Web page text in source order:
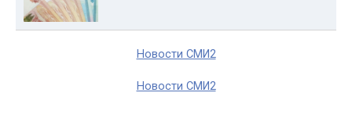
Новости СМИ2
Новости СМИ2